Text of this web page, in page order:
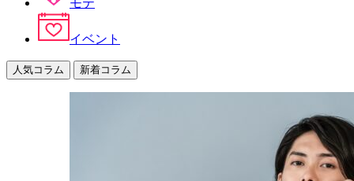
モテ
イベント
人気コラム 新着コラム